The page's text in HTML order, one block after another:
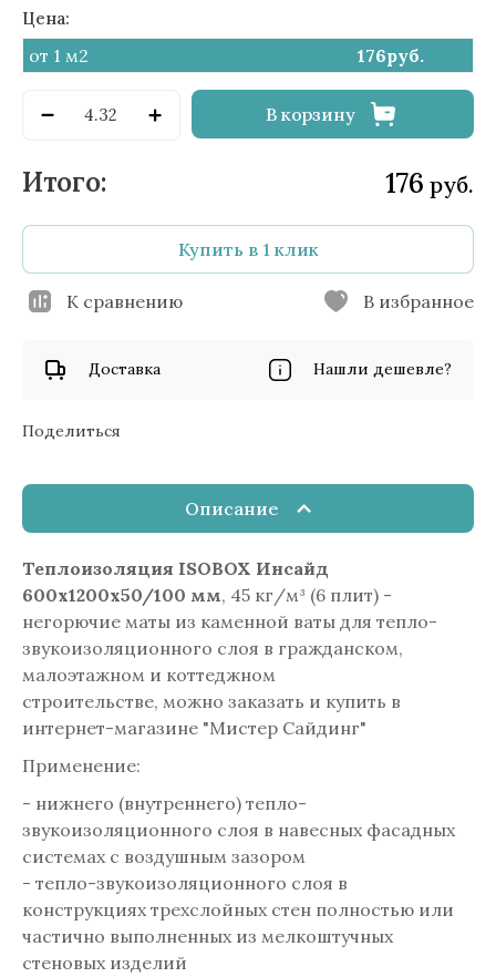
Цена:
от 1 м2 176руб.
В корзину
176 руб.
Купить в 1 клик
К сравнению В избранное
Доставка Нашли дешевле?
Поделиться
Описание
Теплоизоляция ISOBOX Инсайд
600х1200х50/100 мм, 45 кг/м³ (6 плит) -
негорючие маты из каменной ваты для тепло-
звукоизоляционного слоя в гражданском,
малоэтажном и коттеджном
строительстве, можно заказать и купить в
интернет-магазине "Мистер Сайдинг"
Применение:
- нижнего (внутреннего) тепло-
звукоизоляционного слоя в навесных фасадных
системах с воздушным зазором
- тепло-звукоизоляционного слоя в
конструкциях трехслойных стен полностью или
частично выполненных из мелкоштучных
стеновых изделий